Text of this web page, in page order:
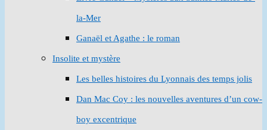
la-Mer
Ganaël et Agathe : le roman
Insolite et mystère
Les belles histoires du Lyonnais des temps jolis
Dan Mac Coy : les nouvelles aventures d’un cow-
boy excentrique